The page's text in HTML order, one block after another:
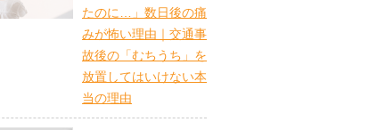
たのに…」数日後の痛
みが怖い理由｜交通事
故後の「むちうち」を
放置してはいけない本
当の理由